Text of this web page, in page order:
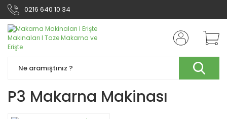
0216 640 10 34
P3 Makarna Makinası